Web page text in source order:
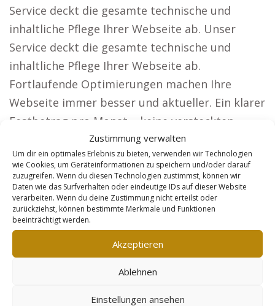
Zustimmung verwalten
Um dir ein optimales Erlebnis zu bieten, verwenden wir Technologien
wie Cookies, um Geräteinformationen zu speichern und/oder darauf
zuzugreifen. Wenn du diesen Technologien zustimmst, können wir
Daten wie das Surfverhalten oder eindeutige IDs auf dieser Website
verarbeiten. Wenn du deine Zustimmung nicht erteilst oder
zurückziehst, können bestimmte Merkmale und Funktionen
beeinträchtigt werden.
Akzeptieren
Ablehnen
Einstellungen ansehen
Service deckt die gesamte technische und
inhaltliche Pflege Ihrer Webseite ab. Unser
Service deckt die gesamte technische und
inhaltliche Pflege Ihrer Webseite ab.
Fortlaufende Optimierungen machen Ihre
Webseite immer besser und aktueller. Ein klarer
Festbetrag pro Monat – keine versteckten
Kosten. Wie unsere Lösung Kunden erfolgreich
unterstützt. Wir bieten spezialisierte Webseiten
für Unternehmen, die auf maximale Reichweite
setzen, zum Beispiel: Anwälte: Mit
deutschlandweiter Sichtbarkeit gewinnen Sie
Mandanten und erweitern Ihre Klientel.
Architekten: Mit überzeugenden
Projektpräsentationen gewinnen Sie neue